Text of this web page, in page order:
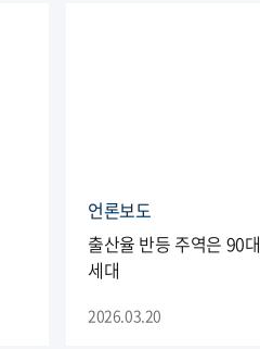
논문상
대상
대상
>
언론보도
출산율 반등 주역은 90
세대
2026.03.20